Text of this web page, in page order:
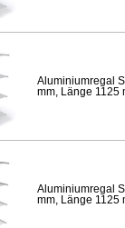
Aluminiumregal
mm, Länge 1125
Aluminiumregal
mm, Länge 1125